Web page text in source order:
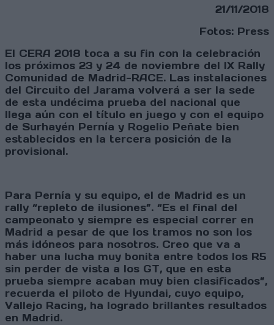
21/11/2018
Fotos: Press
El CERA 2018 toca a su fin con la celebración
los próximos 23 y 24 de noviembre del IX Rally
Comunidad de Madrid-RACE. Las instalaciones
del Circuito del Jarama volverá a ser la sede
de esta undécima prueba del nacional que
llega aún con el título en juego y con el equipo
de Surhayén Pernía y Rogelio Peñate bien
establecidos en la tercera posición de la
provisional.
Para Pernía y su equipo, el de Madrid es un
rally “repleto de ilusiones”. “Es el final del
campeonato y siempre es especial correr en
Madrid a pesar de que los tramos no son los
más idóneos para nosotros. Creo que va a
haber una lucha muy bonita entre todos los R5
sin perder de vista a los GT, que en esta
prueba siempre acaban muy bien clasificados”,
recuerda el piloto de Hyundai, cuyo equipo,
Vallejo Racing, ha logrado brillantes resultados
en Madrid.